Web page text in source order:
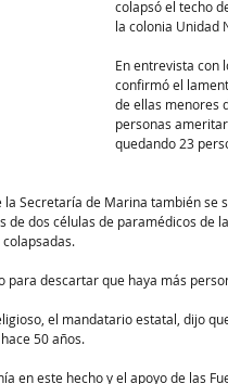
colapsó el techo
la colonia Unidad
En entrevista con
confirmó el
de ellas menores
personas
quedando 23
la Secretaría de Marina también
dos células de paramédicos de
descartar que haya más
el mandatario estatal, dijo
50 años.
en este hecho y el apoyo de las